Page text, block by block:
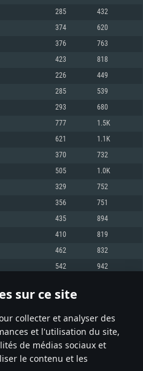
sur ce site
collecter et analyser des
et l'utilisation du site,
de médias sociaux et
le contenu et les
AMD Radeon 77XX / NVIDIA
supportée par le jeu est de 720p
débit
(Les processeurs Intel Xeon ne sont
ou analogue AMD/Nvidia. La
est de 720p.
débit
Xeon ne sont pas supportés)
avec support de Metal
plus modernes
derniers drivers (moins de 6 mois) /
supportée par le jeu est de
débit
derniers drivers (moins de 6 mois) /
débit
285 432
374 620
376 763
423 818
226 449
285 539
293 680
777 1.5K
621 1.1K
370 732
505 1.0K
329 752
356 751
435 894
410 819
462 832
542 942
100 199